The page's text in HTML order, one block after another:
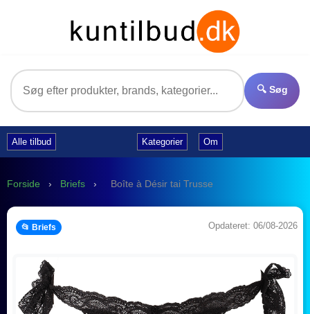
🔍 Søg
Alle tilbud Kategorier Om
Forside › Briefs › Boîte à Désir tai Trusse
📂 Briefs Opdateret: 06/08-2026